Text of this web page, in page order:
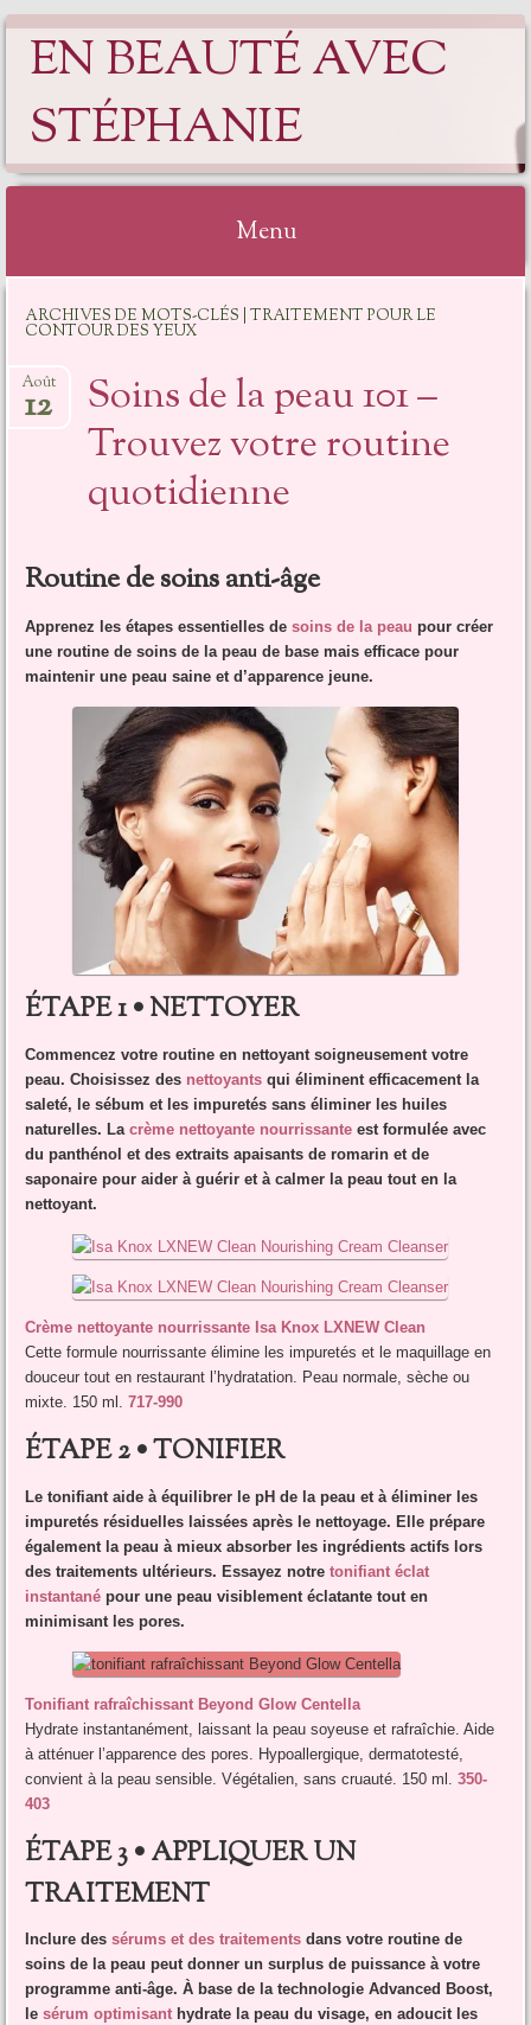
EN BEAUTÉ AVEC
STÉPHANIE
Menu
ARCHIVES DE MOTS-CLÉS | TRAITEMENT POUR LE
CONTOUR DES YEUX
Soins de la peau 101 –
Trouvez votre routine
quotidienne
Août
12
Routine de soins anti-âge
Apprenez les étapes essentielles desoins de la peau pour créer
une routine de soins de la peau de base mais efficace pour
maintenir une peau saine et d’apparence jeune.
ÉTAPE 1 • NETTOYER
Commencez votre routine en nettoyant soigneusement votre
peau. Choisissez des nettoyants qui éliminent efficacement la
saleté, le sébum et les impuretés sans éliminer les huiles
naturelles. Lacrème nettoyante nourrissante est formulée avec
du panthénol et des extraits apaisants de romarin et de
saponaire pour aider à guérir et à calmer la peau tout en la
nettoyant.
Crème nettoyante nourrissante Isa Knox LXNEW Clean
Cette formule nourrissante élimine les impuretés et le maquillage en
douceur tout en restaurant l’hydratation. Peau normale, sèche ou
mixte. 150 ml.717-990
ÉTAPE 2 • TONIFIER
Le tonifiant aide à équilibrer le pH de la peau et à éliminer les
impuretés résiduelles laissées après le nettoyage. Elle prépare
également la peau à mieux absorber les ingrédients actifs lors
des traitements ultérieurs. Essayez notretonifiant éclat
instantané pour une peau visiblement éclatante tout en
minimisant les pores.
Tonifiant rafraîchissant Beyond Glow Centella
Hydrate instantanément, laissant la peau soyeuse et rafraîchie. Aide
à atténuer l’apparence des pores. Hypoallergique, dermatotesté,
convient à la peau sensible. Végétalien, sans cruauté. 150 ml.350-
403
ÉTAPE 3 • APPLIQUER UN
TRAITEMENT
Inclure dessérums et des traitements dans votre routine de
soins de la peau peut donner un surplus de puissance à votre
programme anti-âge. À base de la technologie Advanced Boost,
lesérum optimisant hydrate la peau du visage, en adoucit les